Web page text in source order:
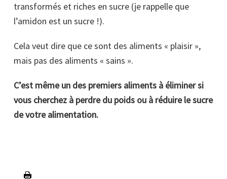
transformés et riches en sucre (je rappelle que
l’amidon est un sucre !).
Cela veut dire que ce sont des aliments « plaisir »,
mais pas des aliments « sains ».
C’est même un des premiers aliments à éliminer si
vous cherchez à perdre du poids ou à réduire le sucre
de votre alimentation.